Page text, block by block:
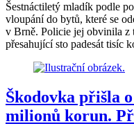
Šestnáctiletý mladík podle
vloupání do bytů, které se
v Brně. Policie jej obvinila z
přesahující sto padesát tisíc
Škodovka přišla
milionů korun.